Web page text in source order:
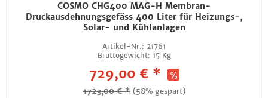
COSMO CHG400 MAG-H Membran-
Druckausdehnungsgefäss 400 Liter für Heizungs-,
Solar- und Kühlanlagen
Artikel-Nr.: 21761
Bruttogewicht: 15 Kg
729,00 € *
1723,00 € * (58% gespart)